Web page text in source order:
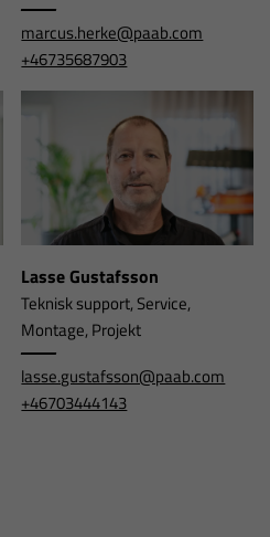
marcus.herke@paab.com
+46735687903
Lasse Gustafsson
Teknisk support, Service,
Montage, Projekt
lasse.gustafsson@paab.com
+46703444143